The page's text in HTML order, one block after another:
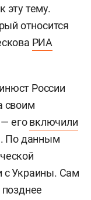
эту тему.
относится
РИА
России
своим
— еговключили
По данным
с Украины. Сам